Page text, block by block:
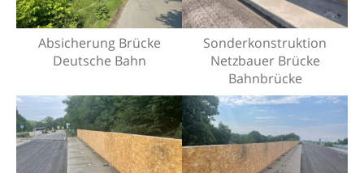
Absicherung Brücke
Deutsche Bahn
Sonderkonstruktion
Netzbauer Brücke
Bahnbrücke